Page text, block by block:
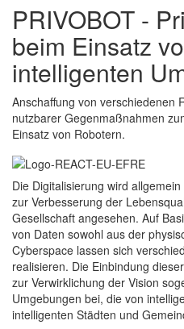
PRIVOBOT -
beim Einsatz
intelligenten
Anschaffung von verschiedenen
nutzbarer Gegenmaßnahmen
Einsatz von Robotern.
Die Digitalisierung wird
zur Verbesserung der
Gesellschaft angesehen. Auf
von Daten sowohl aus der
Cyberspace lassen sich
realisieren. Die Einbindung
zur Verwirklichung der Vision
Umgebungen bei, die von
intelligenten Städten und